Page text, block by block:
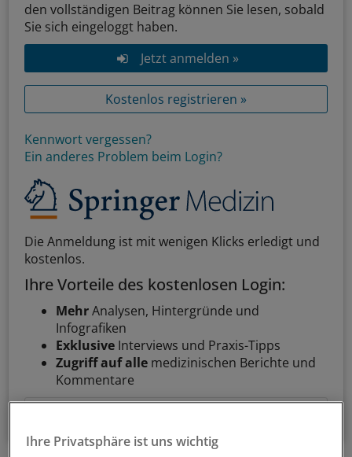
den vollständigen Beitrag können Sie lesen, sobald
Sie sich eingeloggt haben.
Jetzt anmelden »
Kostenlos registrieren »
Kennwort vergessen?
Ein anderes Problem beim Login?
Die Anmeldung ist mit wenigen Klicks erledigt und
kostenlos.
Ihre Vorteile des kostenlosen Login:
MehrAnalysen, Hintergründe und
Infografiken
Exklusive Interviews und Praxis-Tipps
Zugriff auf alle medizinischen Berichte und
Kommentare
Ihre Privatsphäre ist uns wichtig